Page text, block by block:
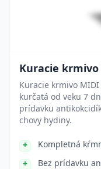
Kuracie
Kuracie krmivo
kurčatá od veku 7
prídavku
chovy hydiny.
Kompletná
Bez prídavku